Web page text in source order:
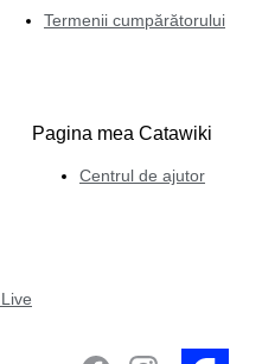
Termenii cumpărătorului
Pagina mea Catawiki
Centrul de ajutor